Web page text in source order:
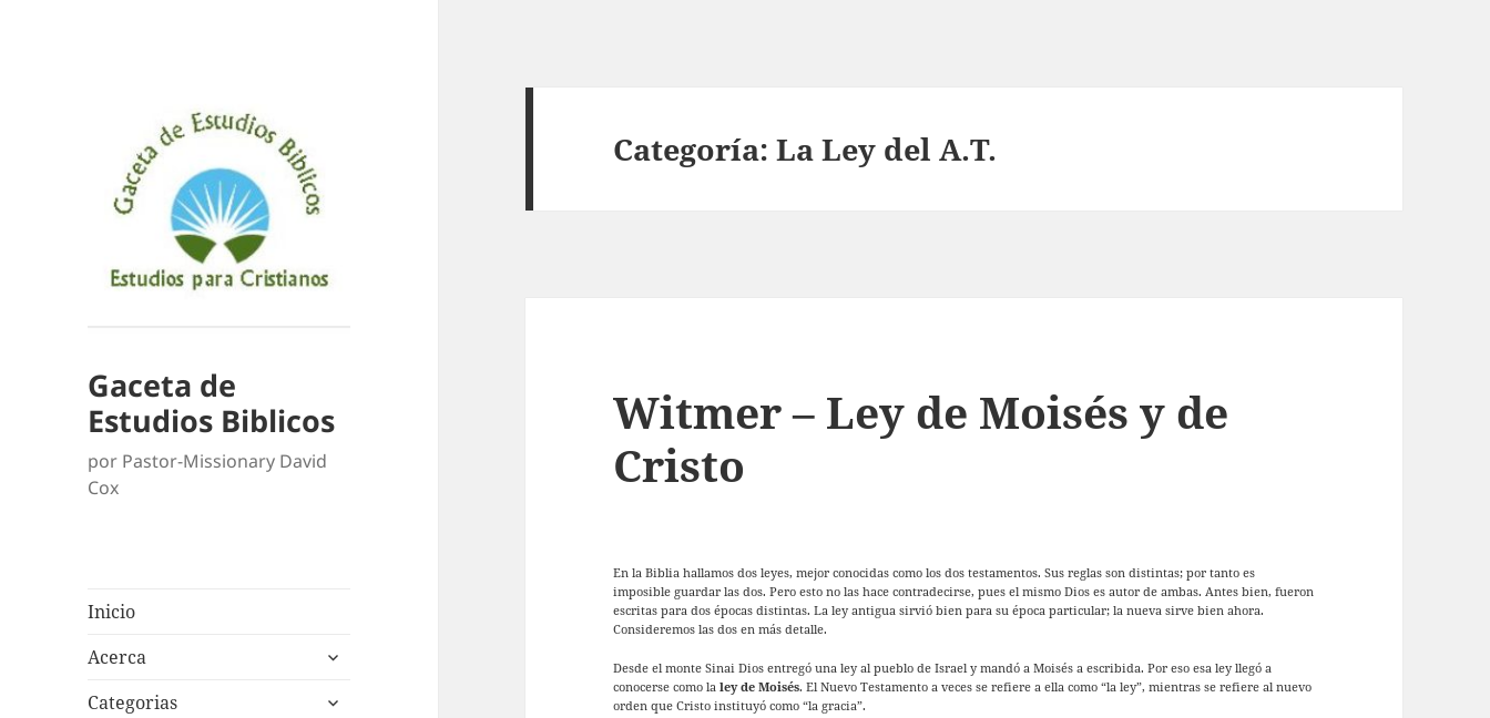
Gaceta de
Estudios Biblicos
por Pastor-Missionary David
Cox
Inicio
Acerca
expande
menú
Categorias
expande
Categoría:La Ley del A.T.
Witmer – Ley de Moisés y de
Cristo
En la Biblia hallamos dos leyes, mejor conocidas como los dos testamentos. Sus reglas son distintas; por tanto es
imposible guardar las dos. Pero esto no las hace contradecirse, pues el mismo Dios es autor de ambas. Antes bien, fueron
escritas para dos épocas distintas. La ley antigua sirvió bien para su época particular; la nueva sirve bien ahora.
Consideremos las dos en más detalle.
Desde el monte Sinai Dios entregó una ley al pueblo de Israel y mandó a Moisés a escribida. Por eso esa ley llegó a
conocerse como laley de Moisés. El Nuevo Testamento a veces se refiere a ella como “la ley”, mientras se refiere al nuevo
orden que Cristo instituyó como “la gracia”.